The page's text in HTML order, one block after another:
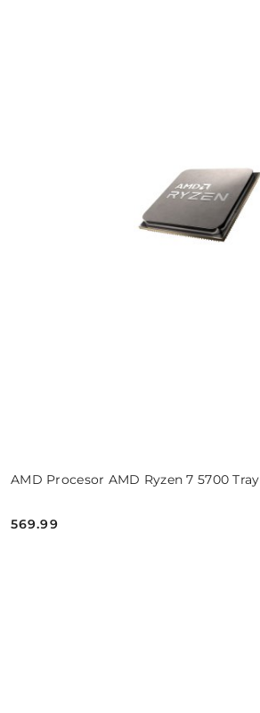
AMD Procesor AMD Ryzen 7 5700 Tray
Cena:
569.99